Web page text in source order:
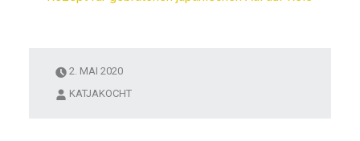
2. MAI 2020
KATJAKOCHT